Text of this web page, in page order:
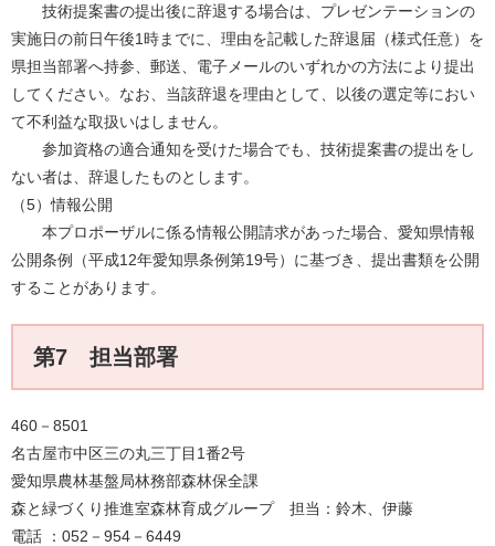
技術提案書の提出後に辞退する場合は、プレゼンテーションの
実施日の前日午後1時までに、理由を記載した辞退届（様式任意）を
県担当部署へ持参、郵送、電子メールのいずれかの方法により提出
してください。なお、当該辞退を理由として、以後の選定等におい
て不利益な取扱いはしません。
参加資格の適合通知を受けた場合でも、技術提案書の提出をし
ない者は、辞退したものとします。
（5）情報公開
本プロポーザルに係る情報公開請求があった場合、愛知県情報
公開条例（平成12年愛知県条例第19号）に基づき、提出書類を公開
することがあります。
第7 担当部署
460－8501
名古屋市中区三の丸三丁目1番2号
愛知県農林基盤局林務部森林保全課
森と緑づくり推進室森林育成グループ 担当：鈴木、伊藤
電話 ：052－954－6449